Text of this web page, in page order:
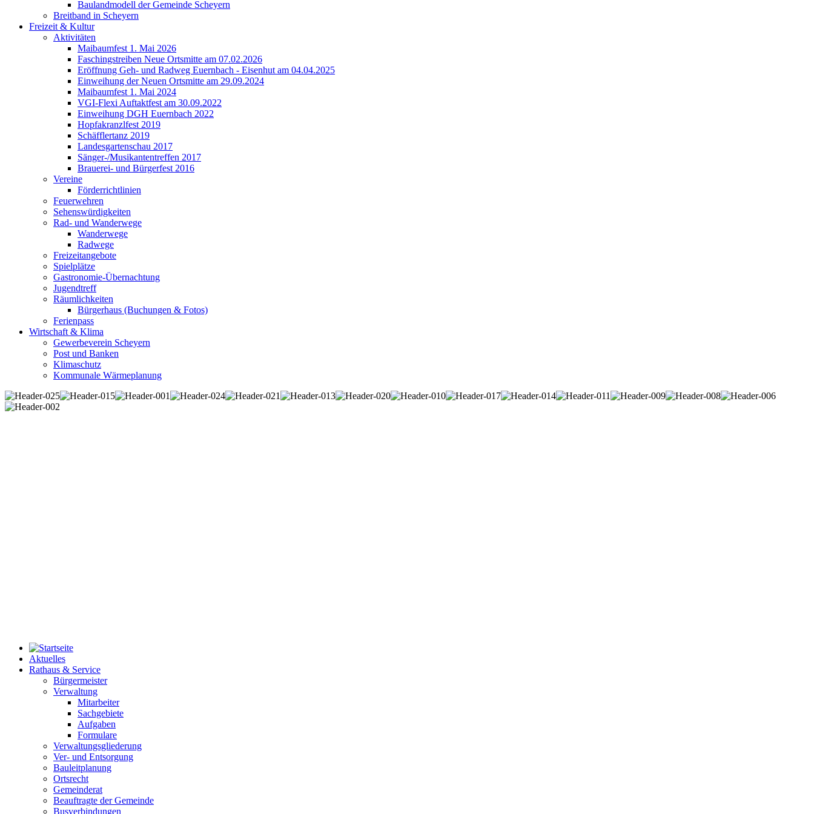
Baulandmodell der Gemeinde Scheyern
Breitband in Scheyern
Freizeit & Kultur
Aktivitäten
Maibaumfest 1. Mai 2026
Faschingstreiben Neue Ortsmitte am 07.02.2026
Eröffnung Geh- und Radweg Euernbach - Eisenhut am 04.04.2025
Einweihung der Neuen Ortsmitte am 29.09.2024
Maibaumfest 1. Mai 2024
VGI-Flexi Auftaktfest am 30.09.2022
Einweihung DGH Euernbach 2022
Hopfakranzlfest 2019
Schäfflertanz 2019
Landesgartenschau 2017
Sänger-/Musikantentreffen 2017
Brauerei- und Bürgerfest 2016
Vereine
Förderrichtlinien
Feuerwehren
Sehenswürdigkeiten
Rad- und Wanderwege
Wanderwege
Radwege
Freizeitangebote
Spielplätze
Gastronomie-Übernachtung
Jugendtreff
Räumlichkeiten
Bürgerhaus (Buchungen & Fotos)
Ferienpass
Wirtschaft & Klima
Gewerbeverein Scheyern
Post und Banken
Klimaschutz
Kommunale Wärmeplanung
Aktuelles
Rathaus & Service
Bürgermeister
Verwaltung
Mitarbeiter
Sachgebiete
Aufgaben
Formulare
Verwaltungsgliederung
Ver- und Entsorgung
Bauleitplanung
Ortsrecht
Gemeinderat
Beauftragte der Gemeinde
Busverbindungen